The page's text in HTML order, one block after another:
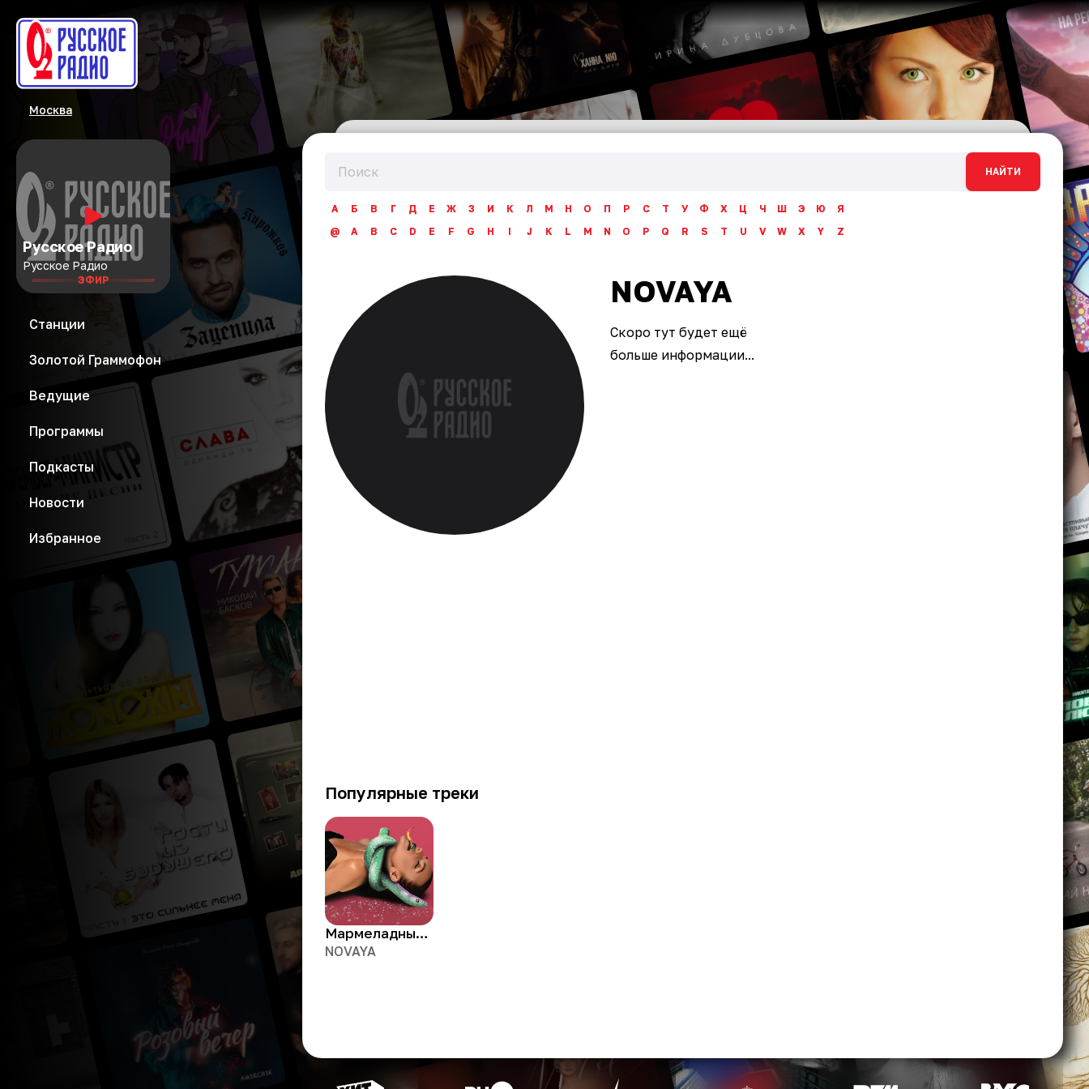
Москва
Русское Радио
Русское Радио
ЭФИР
Станции
Золотой Граммофон
Ведущие
Программы
Подкасты
Новости
Избранное
НАЙТИ
А Б В Г Д Е Ж З И К Л М Н О П Р С Т У Ф Х Ц Ч Ш Э Ю
Я
@
A B C D E F G H I J K L M N O P Q R S T U V W X Y Z
NOVAYA
Скоро тут будет ещё
больше информации...
Популярные треки
Мармеладный червячок
NOVAYA